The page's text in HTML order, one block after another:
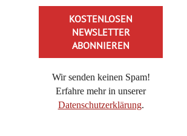
Wir senden keinen Spam!
Erfahre mehr in unserer
Datenschutzerklärung.
ich bekomme hier keine frische Hefe
mit Trockenhefe. Aber bei 10 g
es mit dem Umrechnen echt schwierig. Ein
halbes Paeckchen… Das ist auf dem
Muesste aber reichen, oder?